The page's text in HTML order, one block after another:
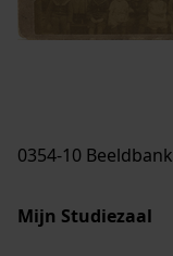
0354-10 Beeldbank
Mijn Studiezaal